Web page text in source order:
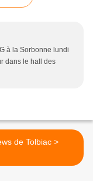
à la Sorbonne lundi
dans le hall des
News de Tolbiac >